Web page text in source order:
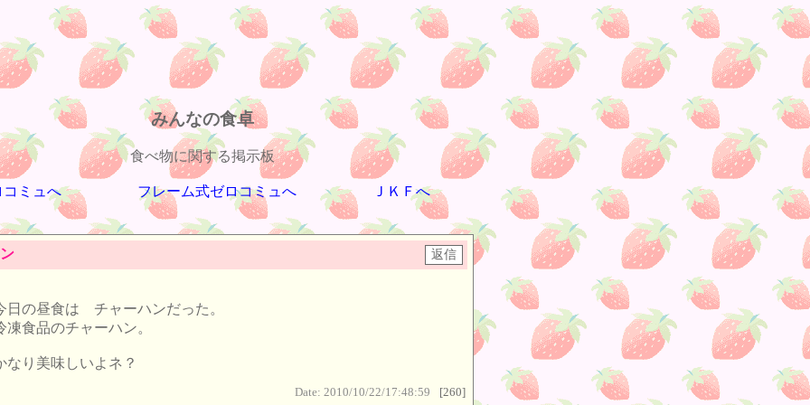
みんなの食卓
食べ物に関する掲示板
コミュへ フレーム式ゼロコミュへ ＪＫＦへ
日の昼食は チャーハンだった。
凍食品のチャーハン。
なり美味しいよネ？
Date: 2010/10/22/17:48:59 [260]